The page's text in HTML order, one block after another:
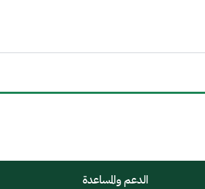
الدعم والمساعدة